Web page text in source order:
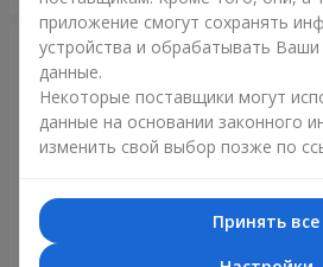
приложение смогут сохранять
устройства и обрабатывать
данные.
Некоторые поставщики могут
данные на основании законного
изменить свой выбор позже по
Принять все